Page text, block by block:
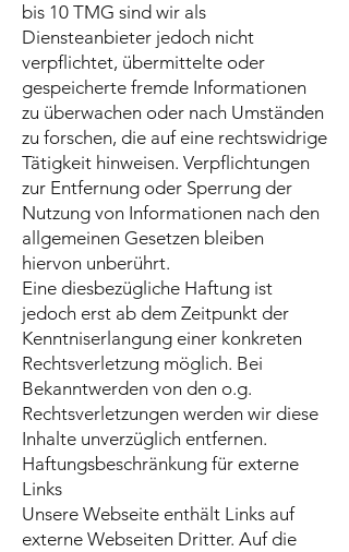
bis 10 TMG sind wir als
Diensteanbieter jedoch nicht
verpflichtet, übermittelte oder
gespeicherte fremde Informationen
zu überwachen oder nach Umständen
zu forschen, die auf eine rechtswidrige
Tätigkeit hinweisen. Verpflichtungen
zur Entfernung oder Sperrung der
Nutzung von Informationen nach den
allgemeinen Gesetzen bleiben
hiervon unberührt.
Eine diesbezügliche Haftung ist
jedoch erst ab dem Zeitpunkt der
Kenntniserlangung einer konkreten
Rechtsverletzung möglich. Bei
Bekanntwerden von den o.g.
Rechtsverletzungen werden wir diese
Inhalte unverzüglich entfernen.
Haftungsbeschränkung für externe
Links
Unsere Webseite enthält Links auf
externe Webseiten Dritter. Auf die